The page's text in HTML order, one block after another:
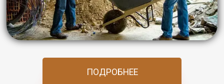
ПОДРОБНЕЕ